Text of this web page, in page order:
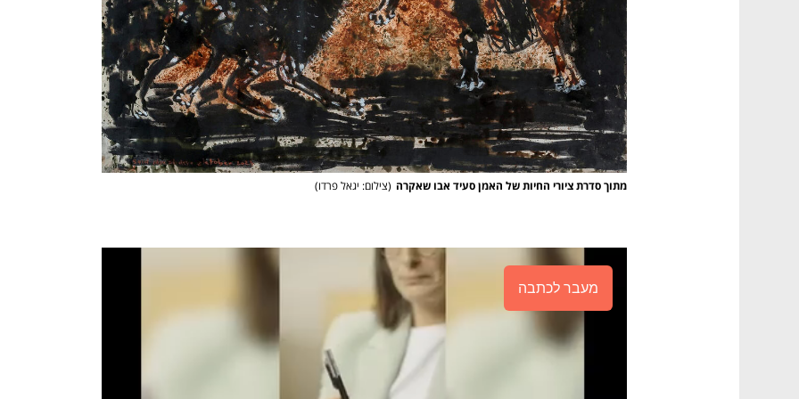
מתוך סדרת ציורי החיות של האמן סעיד אבו שאקרה (צילום: יגאל פרדו)
מעבר לכתבה